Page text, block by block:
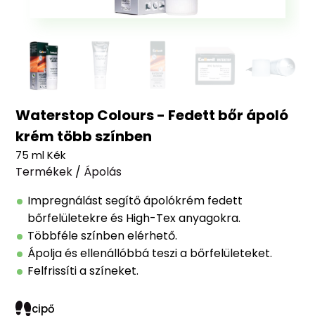
Waterstop Colours - Fedett bőr ápoló
krém több színben
75 ml Kék
Termékek / Ápolás
Impregnálást segítő ápolókrém fedett
bőrfelületekre és High-Tex anyagokra.
Többféle színben elérhető.
Ápolja és ellenállóbbá teszi a bőrfelületeket.
Felfrissíti a színeket.
cipő